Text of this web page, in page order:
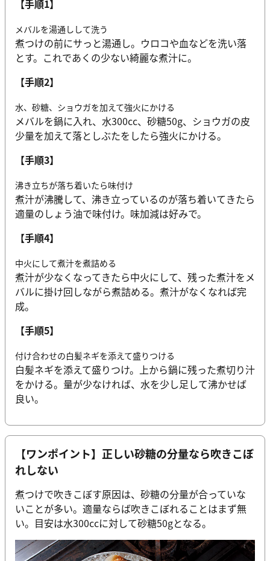
【手順1】
メバルを湯通しして洗う
煮つけの前にサっと湯通し。ウロコや血などを洗い落
とす。これであくの少ない綺麗な煮汁に。
【手順2】
水、砂糖、ショウガを加えて強火にかける
メバルを鍋に入れ、水300cc、砂糖50g、ショウガの皮
少量を加えて落としぶたをしたら強火にかける。
【手順3】
沸き立ちが落ち着いたら味付け
煮汁が沸騰して、沸き立っているのが落ち着いてきたら
適量のしょう油で味付け。味加減は好みで。
【手順4】
中火にして煮汁を煮詰める
煮汁が少なくなってきたら中火にして、残った煮汁をメ
バルに掛け回しながら煮詰める。煮汁がなくなれば完
成。
【手順5】
付け合わせの白髪ネギを添えて盛りつける
白髪ネギを添えて盛りつけ。上から鍋に残った煮切り汁
をかける。量が少なければ、水を少し足して沸かせば
良い。
【ワンポイント】正しい砂糖の分量なら吹きこぼ
れしない
煮つけで吹きこぼす原因は、砂糖の分量が合っていな
いことが多い。適量ならば吹きこぼれることはまず無
い。目安は水300ccに対して砂糖50gとなる。